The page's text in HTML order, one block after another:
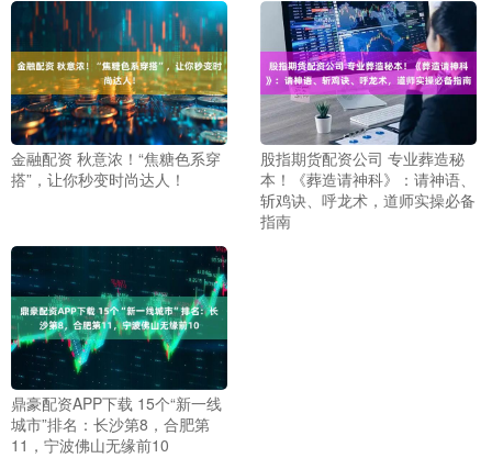
金融配资 秋意浓！“焦糖色系穿
搭”，让你秒变时尚达人！
股指期货配资公司 专业葬造秘
本！《葬造请神科》：请神语、
斩鸡诀、呼龙术，道师实操必备
指南
鼎豪配资APP下载 15个“新一线
城市”排名：长沙第8，合肥第
11，宁波佛山无缘前10